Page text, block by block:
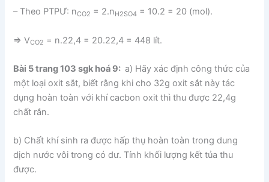
– Theo PTPƯ: nCO2 = 2.nH2SO4 = 10.2 = 20 (mol).
⇒ VCO2 = n.22,4 = 20.22,4 = 448 lít.
Bài 5 trang 103 sgk hoá 9: a) Hãy xác định công thức của
một loại oxit sắt, biết rằng khi cho 32g oxit sắt này tác
dụng hoàn toàn với khí cacbon oxit thì thu được 22,4g
chất rắn.
b) Chất khí sinh ra được hấp thụ hoàn toàn trong dung
dịch nước vôi trong có dư. Tính khối lượng kết tủa thu
được.